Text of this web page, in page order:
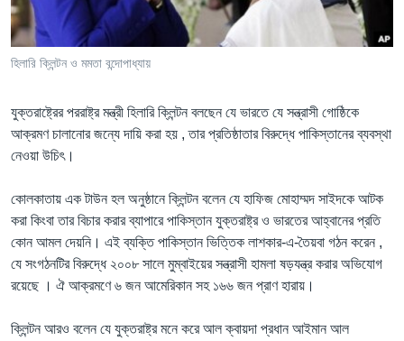
Learning English
অন্য ভাষায় ওয়েব সাইট
হিলারি ক্লিন্টন ও মমতা বন্দোপাধ্যায়
যুক্তরাষ্ট্রের পররাষ্ট্র মন্ত্রী হিলারি ক্লিন্টন বলছেন যে ভারতে যে সন্ত্রাসী গোষ্ঠিকে
আক্রমণ চালানোর জন্যে দায়ি করা হয় , তার প্রতিষ্ঠাতার বিরুদ্ধে পাকিস্তানের ব্যবস্থা
নেওয়া উচিৎ।
কোলকাতায় এক টাউন হল অনুষ্ঠানে ক্লিন্টন বলেন যে হাফিজ মোহাম্মদ সাইদকে আটক
করা কিংবা তার বিচার করার ব্যাপারে পাকিস্তান যুক্তরাষ্ট্র ও ভারতের আহ্বানের প্রতি
কোন আমল দেয়নি। এই ব্যক্তি পাকিস্তান ভিত্তিক লাশকার-এ-তৈয়বা গঠন করেন ,
যে সংগঠনটির বিরুদ্ধে ২০০৮ সালে মুম্বাইয়ের সন্ত্রাসী হামলা ষড়যন্ত্র করার অভিযোগ
রয়েছে । ঐ আক্রমণে ৬ জন আমেরিকান সহ ১৬৬ জন প্রাণ হারায়।
ক্লিন্টন আরও বলেন যে যুক্তরাষ্ট্র মনে করে আল ক্বায়দা প্রধান আইমান আল